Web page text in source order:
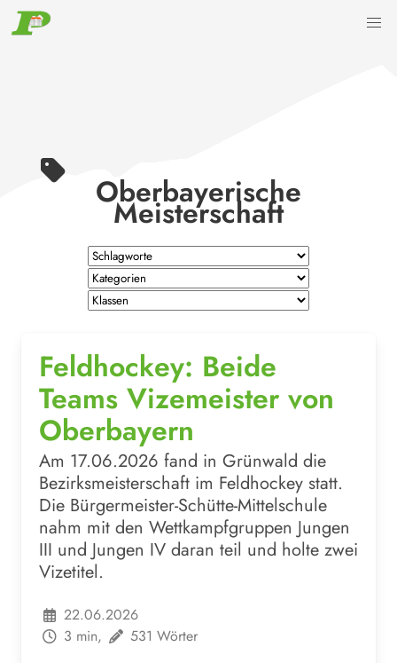
Oberbayerische
Meisterschaft
Feldhockey: Beide
Teams Vizemeister von
Oberbayern
Am 17.06.2026 fand in Grünwald die
Bezirksmeisterschaft im Feldhockey statt.
Die Bürgermeister-Schütte-Mittelschule
nahm mit den Wettkampfgruppen Jungen
III und Jungen IV daran teil und holte zwei
Vizetitel.
22.06.2026
3 min,
531 Wörter